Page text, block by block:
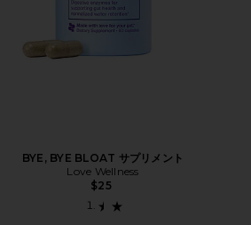
BYE, BYE BLOAT サプリメント
Love Wellness
$25